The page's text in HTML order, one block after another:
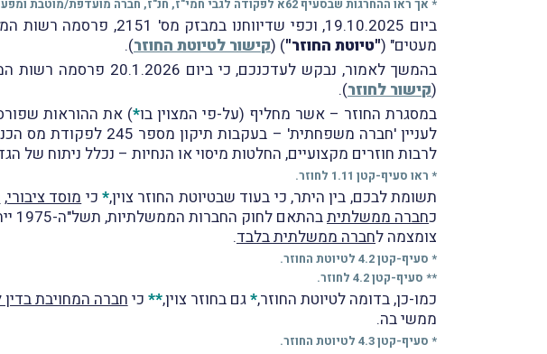
* אך ראו ההחרגות שבסעיף 62א לפקודה לגבי חמי"ז, חנ"ז, חברה מועדפת/מוטבת ומפעל מאושר.
ביום 19.10.2025, וכפי שדיווחנו במבזק מס' 2151, פרסמה רשות המיסים
מעטים" ("טיוטת החוזר") (קישור לטיוטת החוזר).
בהמשך לאמור, נבקש לעדכנכם, כי ביום 20.1.2026 פרסמה רשות המיסים
(קישור לחוזר).
במסגרת החוזר – אשר מחליף (על-פי המצוין בו*) את ההוראות
לעניין 'חברה
לרבות חוזרים מקצועיים, החלטות מיסוי או הנחיות – נכלל ניתוח של
* ראו סעיף-קטן 1.11 לחוזר.
תשומת לבכם, בין היתר, כי בעוד שבטיוטת החוזר צוין,* כי מוסד ציבורי,
כחברה ממשלתיתבהתאם לחוק החברות הממשלתיות, תשל"ה-1975 ייחשבו לחברה שיש לציבור עניין ממשי בה ולכן
צומצמה לחברה ממשלתית בלבד.
* סעיף-קטן 4.2 לטיוטת החוזר.
** סעיף-קטן 4.2 לחוזר.
כמו-כן, בדומה לטיוטת החוזר,*גם בחוזר צוין,** כי חברה המחויבת
ממשי בה.
* סעיף-קטן 4.3 לטיוטת החוזר.